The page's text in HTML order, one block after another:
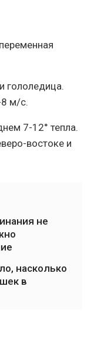
гололедица.
8 м/с.
7-12° тепла.
востоке и
не
насколько
в